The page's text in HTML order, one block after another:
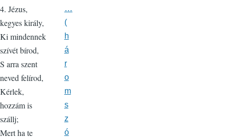
4. Jézus,
kegyes király,
Ki mindennek
szívét bírod,
S arra szent
neved felírod,
Kérlek,
hozzám is
szállj;
Mert ha te
…
(
h
á
r
o
m
s
z
ó